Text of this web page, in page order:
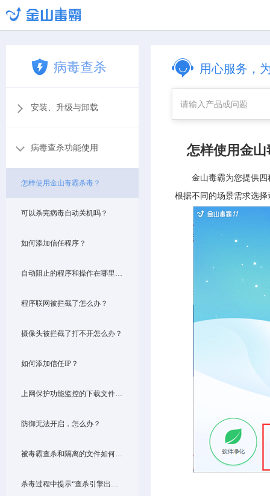
病毒查杀
安装、升级与卸载
病毒查杀功能使用
怎样使用金山毒霸杀毒？
可以杀完病毒自动关机吗？
如何添加信任程序？
自动阻止的程序和操作在哪里设置？
程序联网被拦截了怎么办？
摄像头被拦截了打不开怎么办？
如何添加信任IP？
上网保护功能监控的下载文件在哪里？
防御无法开启，怎么办？
被毒霸查杀和隔离的文件如何恢复？
杀毒过程中提示“查杀引擎出现异常啦”，该怎么办？
用心服务，
怎样使用金
金山毒霸为您提供
根据不同的场景需求选择